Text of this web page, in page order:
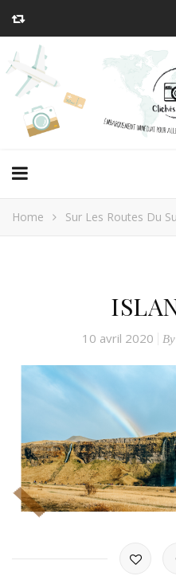
Home Sur Les Routes Du
10 avril 2020 By